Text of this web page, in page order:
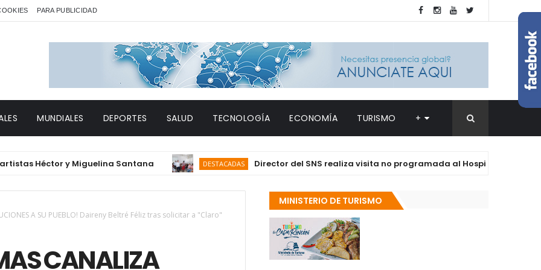
PARA PUBLICIDAD
MUNDIALES DEPORTES SALUD TECNOLOGÍA ECONOMÍA TURISMO +
Héctor y Miguelina Santana DESTACADAS Director del SNS realiza visita no programada al Hospital Jacinto Ignacio
A SU PUEBLO! Daireny Beltré Féliz tras solicitar a "Claro"
CANALIZA
MINISTERIO DE TURISMO